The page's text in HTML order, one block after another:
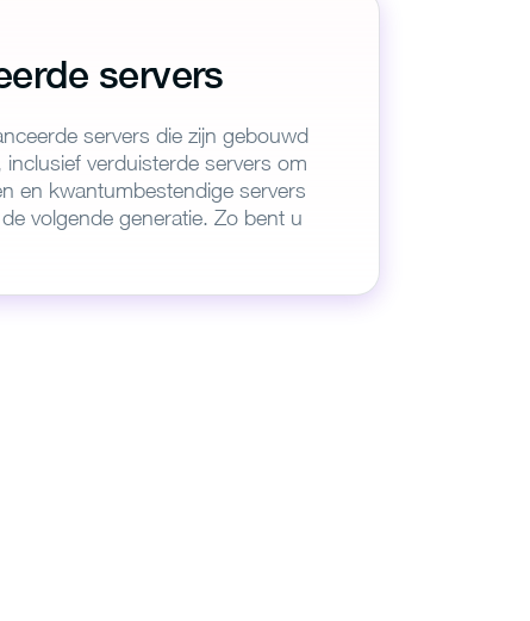
en geniet
servers
servers die zijn gebouwd
verduisterde servers om
en kwantumbestendige servers
volgende generatie. Zo bent u